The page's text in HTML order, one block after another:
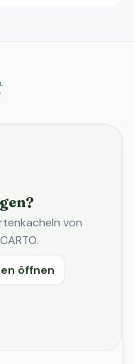
von
öffnen